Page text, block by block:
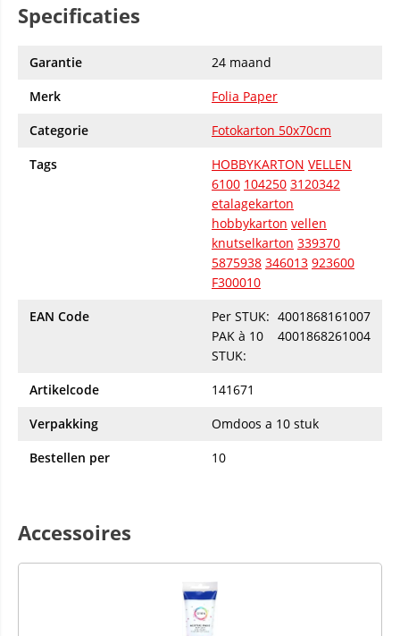
Specificaties
Garantie
24 maand
Merk
Folia Paper
Categorie
Fotokarton 50x70cm
Tags
HOBBYKARTON VELLEN
6100 104250 3120342
etalagekarton
hobbykarton vellen
knutselkarton 339370
5875938 346013 923600
F300010
EAN Code
Per STUK: 4001868161007
PAK à 10
STUK:
4001868261004
Artikelcode
141671
Verpakking
Omdoos a 10 stuk
Bestellen per
10
Accessoires